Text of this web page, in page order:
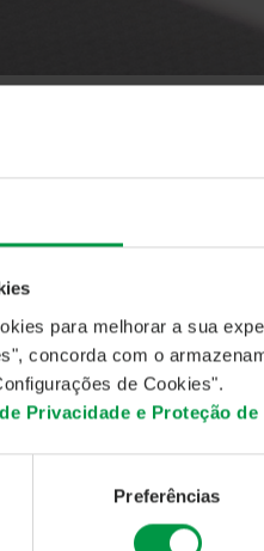
para melhorar a sua
concorda com o
de Cookies".
Privacidade e Proteção de
Preferências
SEGURANÇA – UTILIZAÇÃO INDEVIDA
ALERTA DE
IMGA informa que teve
comunicações eletrónicas
se que tais
A IMGA não solicita, por email
Recomenda-se que, caso